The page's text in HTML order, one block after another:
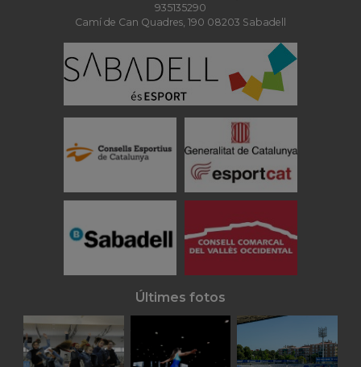
935135290
Camí de Can Quadres, 190 08203 Sabadell
Últimes fotos